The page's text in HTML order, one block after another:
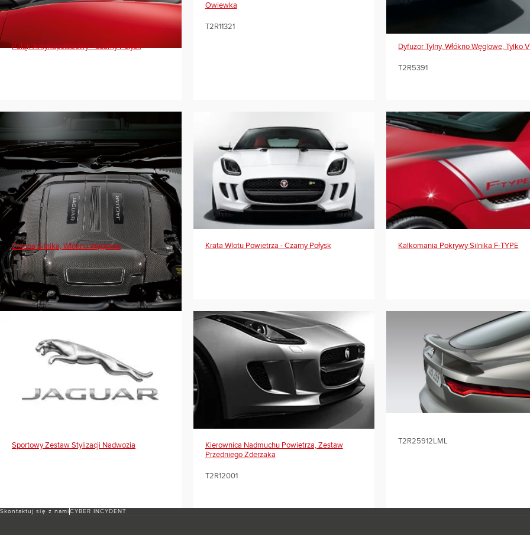
Pałąk Antykapotażowy - Czarny Połysk
Owiewka
T2R11321
Dyfuzor Tylny, Włókno Węglowe, Tylko
T2R5391
Osłona Silnika, Włókno Węglowe
T2R8019
Krata Wlotu Powietrza - Czarny Połysk Kalkomania Pokrywy Silnika F-TYPE
Sportowy Zestaw Stylizacji Nadwozia
Kierownica Nadmuchu Powietrza, Zestaw
Przedniego Zderzaka
T2R12001
T2R25912LML
Skontaktuj się z namiCYBER INCYDENT